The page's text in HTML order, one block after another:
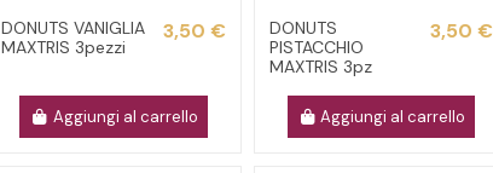
DONUTS VANIGLIA
MAXTRIS 3pezzi
3,50 €
Aggiungi al carrello
DONUTS
PISTACCHIO
MAXTRIS 3pz
3,50 €
Aggiungi al carrello